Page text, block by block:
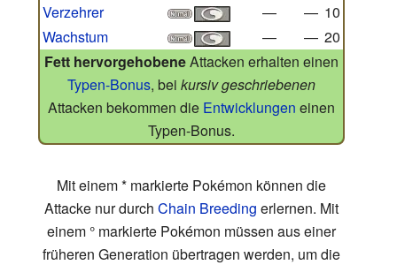
Verzehrer
— — 10
Wachstum
— — 20
Fett hervorgehobeneAttacken erhalten einen
Typen-Bonus, bei kursiv geschriebenen
Attacken bekommen die Entwicklungen einen
Typen-Bonus.
Mit einem * markierte Pokémon können die
Attacke nur durch Chain Breeding erlernen. Mit
einem ° markierte Pokémon müssen aus einer
früheren Generation übertragen werden, um die